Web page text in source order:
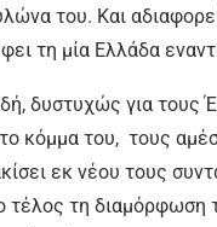
του. Και
τη μία Ελλάδα
δυστυχώς για τους
το κόμμα του, τους
εκ νέου τους
τέλος τη διαμόρφωση